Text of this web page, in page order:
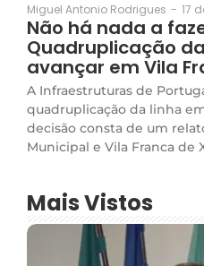
Miguel Antonio Rodrigues - 17
Não há nada a
Quadruplicação
avançar em Vila
A Infraestruturas de
quadruplicação da linha
decisão consta de um
Municipal e Vila Franca de
Mais Vistos